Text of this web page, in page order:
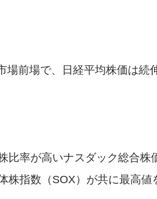
場前場で、日経平均株価は続
比率が高いナスダック総合株
株指数（SOX）が共に最高値